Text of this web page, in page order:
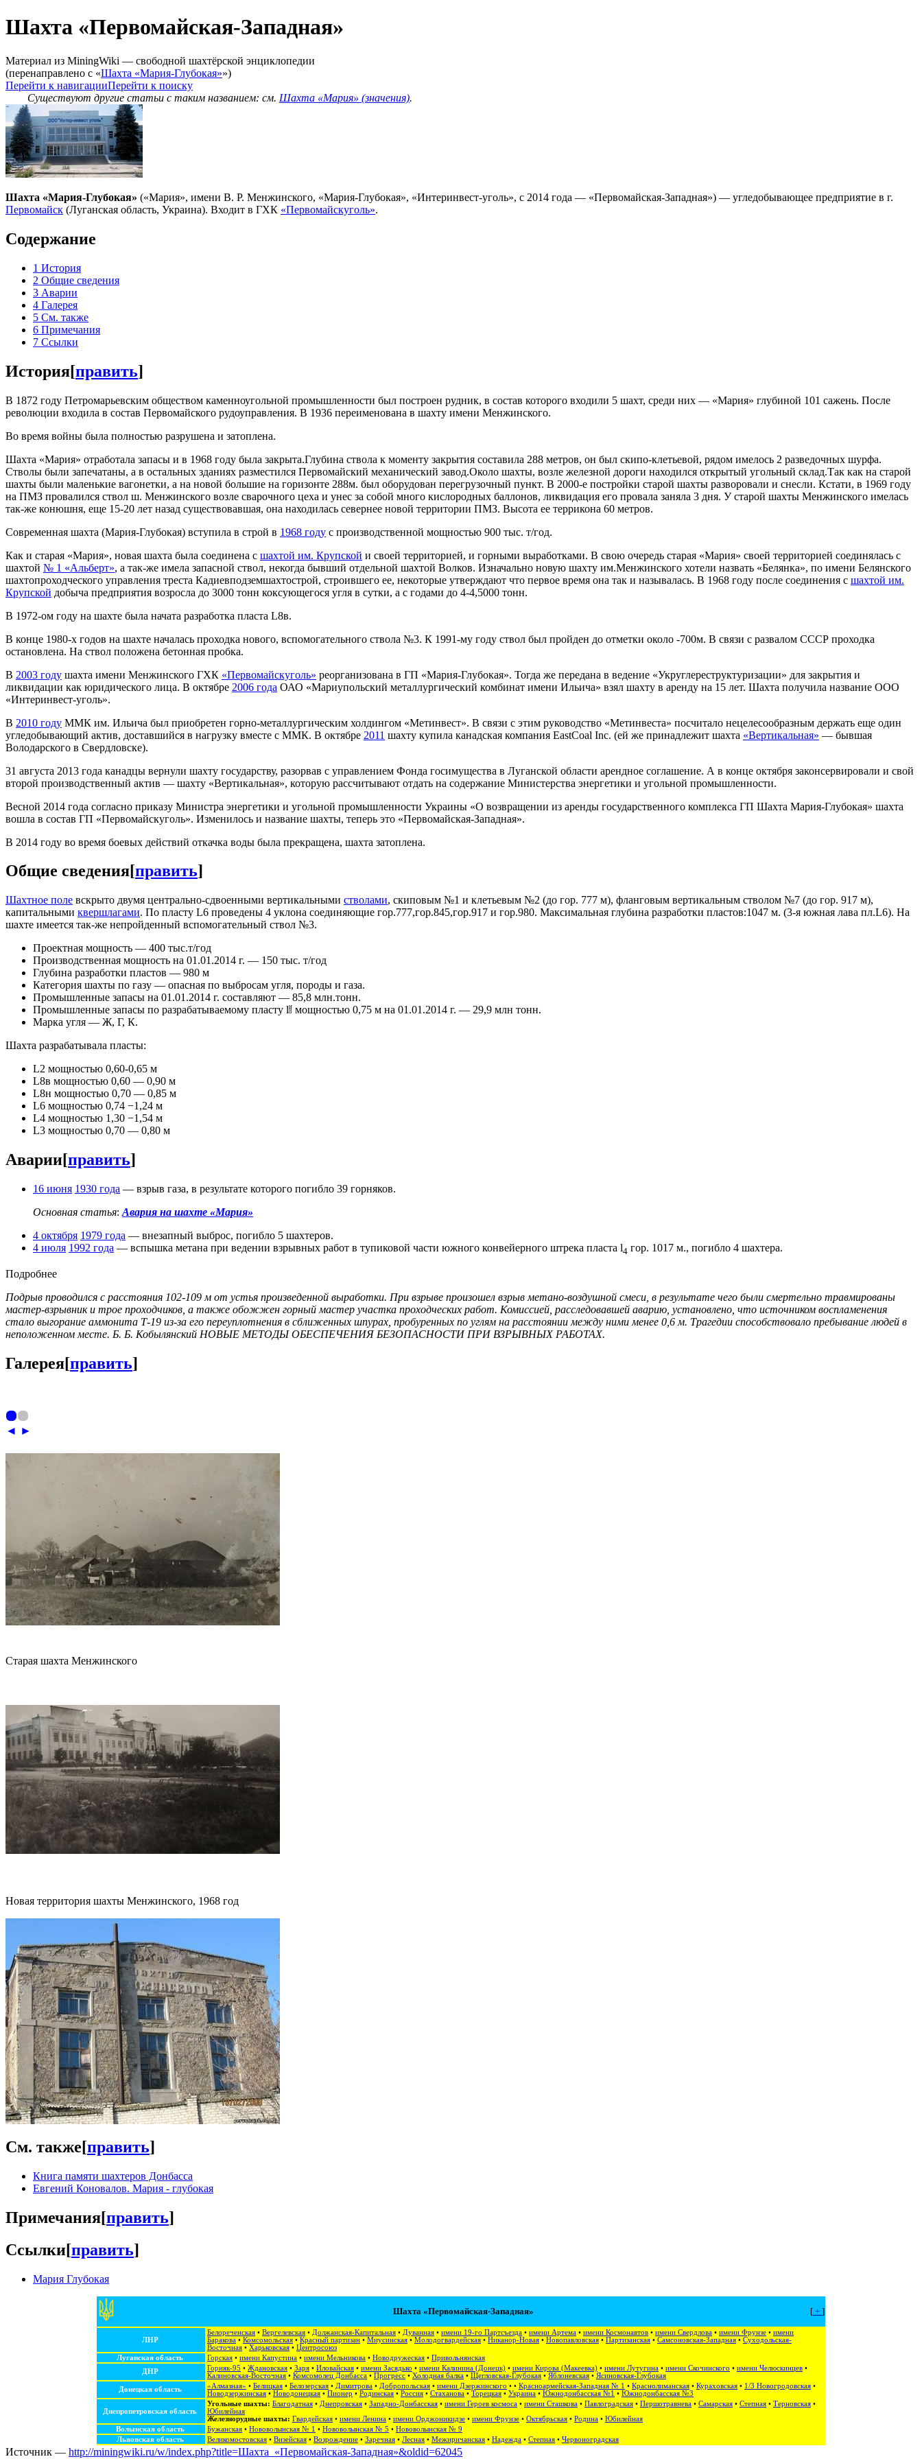
Шахта «Первомайская-Западная»
Материал из MiningWiki — свободной шахтёрской энциклопедии
(перенаправлено с «Шахта «Мария-Глубокая»»)
Перейти к навигацииПерейти к поиску
Существуют другие статьи с таким названием: см. Шахта «Мария» (значения).
Шахта «Мария-Глубокая» («Мария», имени В. Р. Менжинского, «Мария-Глубокая», «Интеринвест-уголь», с 2014 года — «Первомайская-Западная») — угледобывающее предприятие в г.
Первомайск (Луганская область, Украина). Входит в ГХК «Первомайскуголь».
Содержание
1 История
2 Общие сведения
3 Аварии
4 Галерея
5 См. также
6 Примечания
7 Ссылки
История[править]
В 1872 году Петромарьевским обществом каменноугольной промышленности был построен рудник, в состав которого входили 5 шахт, среди них — «Мария» глубиной 101 сажень. После
революции входила в состав Первомайского рудоуправления. В 1936 переименована в шахту имени Менжинского.
Во время войны была полностью разрушена и затоплена.
Шахта «Мария» отработала запасы и в 1968 году была закрыта.Глубина ствола к моменту закрытия составила 288 метров, он был скипо-клетьевой, рядом имелось 2 разведочных шурфа.
Стволы были запечатаны, а в остальных зданиях разместился Первомайский механический завод.Около шахты, возле железной дороги находился открытый угольный склад.Так как на старой
шахты были маленькие вагонетки, а на новой большие на горизонте 288м. был оборудован перегрузочный пункт. В 2000-е постройки старой шахты разворовали и снесли. Кстати, в 1969 году
на ПМЗ провалился ствол ш. Менжинского возле сварочного цеха и унес за собой много кислородных баллонов, ликвидация его провала заняла 3 дня. У старой шахты Менжинского имелась
так-же конюшня, еще 15-20 лет назад существовавшая, она находилась севернее новой территории ПМЗ. Высота ее террикона 60 метров.
Современная шахта (Мария-Глубокая) вступила в строй в 1968 году с производственной мощностью 900 тыс. т/год.
Как и старая «Мария», новая шахта была соединена с шахтой им. Крупской и своей территорией, и горными выработками. В свою очередь старая «Мария» своей территорией соединялась с
шахтой № 1 «Альберт», а так-же имела запасной ствол, некогда бывший отдельной шахтой Волков. Изначально новую шахту им.Менжинского хотели назвать «Белянка», по имени Белянского
шахтопроходческого управления треста Кадиевподземшахтострой, строившего ее, некоторые утверждают что первое время она так и называлась. В 1968 году после соединения с шахтой им.
Крупской добыча предприятия возросла до 3000 тонн коксующегося угля в сутки, а с годами до 4-4,5000 тонн.
В 1972-ом году на шахте была начата разработка пласта L8в.
В конце 1980-х годов на шахте началась проходка нового, вспомогательного ствола №3. К 1991-му году ствол был пройден до отметки около -700м. В связи с развалом СССР проходка
остановлена. На ствол положена бетонная пробка.
В 2003 году шахта имени Менжинского ГХК «Первомайскуголь» реорганизована в ГП «Мария-Глубокая». Тогда же передана в ведение «Укруглереструктуризации» для закрытия и
ликвидации как юридического лица. В октябре 2006 года ОАО «Мариупольский металлургический комбинат имени Ильича» взял шахту в аренду на 15 лет. Шахта получила название ООО
«Интеринвест-уголь».
В 2010 году ММК им. Ильича был приобретен горно-металлургическим холдингом «Метинвест». В связи с этим руководство «Метинвеста» посчитало нецелесообразным держать еще один
угледобывающий актив, доставшийся в нагрузку вместе с ММК. В октябре 2011 шахту купила канадская компания EastCoal Inc. (ей же принадлежит шахта «Вертикальная» — бывшая
Володарского в Свердловске).
31 августа 2013 года канадцы вернули шахту государству, разорвав с управлением Фонда госимущества в Луганской области арендное соглашение. А в конце октября законсервировали и свой
второй производственный актив — шахту «Вертикальная», которую рассчитывают отдать на содержание Министерства энергетики и угольной промышленности.
Весной 2014 года согласно приказу Министра энергетики и угольной промышленности Украины «О возвращении из аренды государственного комплекса ГП Шахта Мария-Глубокая» шахта
вошла в состав ГП «Первомайскуголь». Изменилось и название шахты, теперь это «Первомайская-Западная».
В 2014 году во время боевых действий откачка воды была прекращена, шахта затоплена.
Общие сведения[править]
Шахтное поле вскрыто двумя центрально-сдвоенными вертикальными стволами, скиповым №1 и клетьевым №2 (до гор. 777 м), фланговым вертикальным стволом №7 (до гор. 917 м),
капитальными квершлагами. По пласту L6 проведены 4 уклона соединяющие гор.777,гор.845,гор.917 и гор.980. Максимальная глубина разработки пластов:1047 м. (3-я южная лава пл.L6). На
шахте имеется так-же непройденный вспомогательный ствол №3.
Проектная мощность — 400 тыс.т/год
Производственная мощность на 01.01.2014 г. — 150 тыс. т/год
Глубина разработки пластов — 980 м
Категория шахты по газу — опасная по выбросам угля, породы и газа.
Промышленные запасы на 01.01.2014 г. составляют — 85,8 млн.тонн.
Промышленные запасы по разрабатываемому пласту lн
8 мощностью 0,75 м на 01.01.2014 г. — 29,9 млн тонн.
Марка угля — Ж, Г, К.
Шахта разрабатывала пласты:
L2 мощностью 0,60-0,65 м
L8в мощностью 0,60 — 0,90 м
L8н мощностью 0,70 — 0,85 м
L6 мощностью 0,74 −1,24 м
L4 мощностью 1,30 −1,54 м
L3 мощностью 0,70 — 0,80 м
Аварии[править]
16 июня 1930 года — взрыв газа, в результате которого погибло 39 горняков.
Основная статья: Авария на шахте «Мария»
4 октября 1979 года — внезапный выброс, погибло 5 шахтеров.
4 июля 1992 года — вспышка метана при ведении взрывных работ в тупиковой части южного конвейерного штрека пласта l4 гор. 1017 м., погибло 4 шахтера.
Подробнее
Подрыв проводился с расстояния 102-109 м от устья произведенной выработки. При взрыве произошел взрыв метано-воздушной смеси, в результате чего были смертельно травмированы
мастер-взрывник и трое проходчиков, а также обожжен горный мастер участка проходческих работ. Комиссией, расследовавшей аварию, установлено, что источником воспламенения
стало выгорание аммонита Т-19 из-за его переуплотнения в сближенных шпурах, пробуренных по углям на расстоянии между ними менее 0,6 м. Трагедии способствовало пребывание людей в
неположенном месте. Б. Б. Кобылянский НОВЫЕ МЕТОДЫ ОБЕСПЕЧЕНИЯ БЕЗОПАСНОСТИ ПРИ ВЗРЫВНЫХ РАБОТАХ.
Галерея[править]
◄ ►
Старая шахта Менжинского
Новая территория шахты Менжинского, 1968 год
См. также[править]
Книга памяти шахтеров Донбасса
Евгений Коновалов. Мария - глубокая
Примечания[править]
Ссылки[править]
Мария Глубокая
[ + ]
Шахта «Первомайская-Западная»
ЛНР
Белореченская • Вергелевская • Должанская-Капитальная • Дуванная • имени 19-го Партсъезда • имени Артема • имени Космонавтов • имени Свердлова • имени Фрунзе • имени
Баракова • Комсомольская • Красный партизан • Миусинская • Молодогвардейская • Никанор-Новая • Новопавловская • Партизанская • Самсоновская-Западная • Суходольская-
Восточная • Харьковская • Центросоюз
Луганская область
Горская • имени Капустина • имени Мельникова • Новодружеская • Привольнянская
ДНР
Горняк-95 • Ждановская • Заря • Иловайская • имени Засядько • имени Калинина (Донецк) • имени Кирова (Макеевка) • имени Лутугина • имени Скочинского • имени Челюскинцев •
Калиновская-Восточная • Комсомолец Донбасса • Прогресс • Холодная балка • Щегловская-Глубокая • Яблоневская • Ясиновская-Глубокая
Донецкая область
«Алмазная» • Белицкая • Белозерская • Димитрова • Добропольская • имени Дзержинского • • Красноармейская-Западная № 1 • Краснолиманская • Кураховская • 1/3 Новогродовская •
Новодзержинская • Новодонецкая • Пионер • Родинская • Россия • Стаханова • Торецкая • Украина • Южнодонбасская №1 • Южнодонбасская №3
Днепропетровская область
Угольные шахты: Благодатная • Днепровская • Западно-Донбасская • имени Героев космоса • имени Сташкова • Павлоградская • Першотравнева • Самарская • Степная • Терновская •
Юбилейная
Железнорудные шахты: Гвардейская • имени Ленина • имени Орджоникидзе • имени Фрунзе • Октябрьская • Родина • Юбилейная
Волынская область
Бужанская • Нововолынская № 1 • Нововолынская № 5 • Нововолынская № 9
Львовская область
Великомостовская • Визейская • Возрождение • Заречная • Лесная • Межиричанская • Надежда • Степная • Червоноградская
Источник — http://miningwiki.ru/w/index.php?title=Шахта_«Первомайская-Западная»&oldid=62045